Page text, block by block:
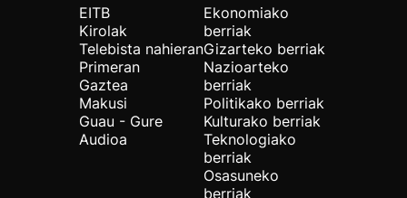
EITB
Kirolak
Telebista nahieran
Primeran
Gaztea
Makusi
Guau - Gure
Audioa
Ekonomiako
berriak
Gizarteko berriak
Nazioarteko
berriak
Politikako berriak
Kulturako berriak
Teknologiako
berriak
Osasuneko
berriak